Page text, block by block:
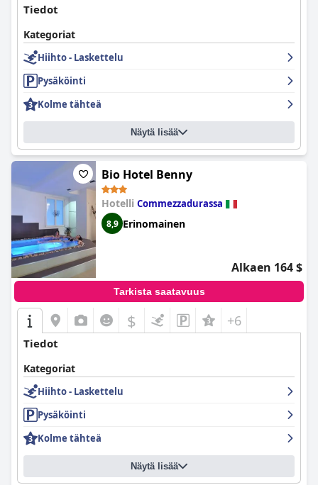
Tiedot
Kategoriat
Hiihto - Laskettelu
Pysäköinti
Kolme tähteä
Näytä lisää
Bio Hotel Benny
Hotelli Commezzadurassa
8,9 Erinomainen
Alkaen 164 $
Tarkista saatavuus
$ +6
Tiedot
Kategoriat
Hiihto - Laskettelu
Pysäköinti
Kolme tähteä
Näytä lisää